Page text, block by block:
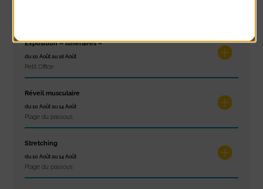
Exposition « Itinéraires »
du 10 Août au 16 Août
Petit Office
Réveil musculaire
du 10 Août au 14 Août
Plage du passous
Stretching
du 10 Août au 14 Août
Plage du passous